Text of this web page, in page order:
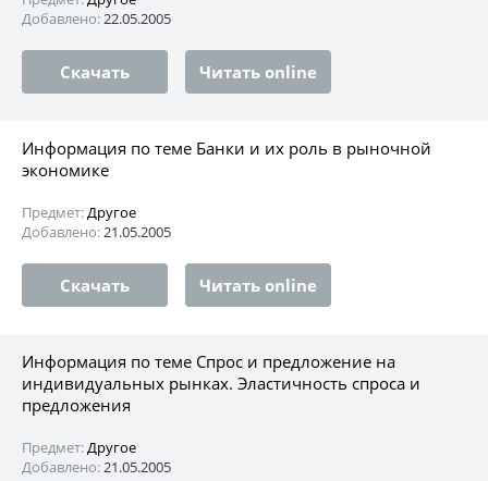
Добавлено:22.05.2005
Скачать Читать online
Информация по теме Банки и их роль в рыночной
экономике
Предмет:Другое
Добавлено:21.05.2005
Скачать Читать online
Информация по теме Спрос и предложение на
индивидуальных рынках. Эластичность спроса и
предложения
Предмет:Другое
Добавлено:21.05.2005